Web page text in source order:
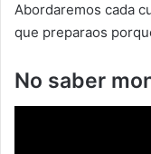
Abordaremos cada
que preparaos
No saber